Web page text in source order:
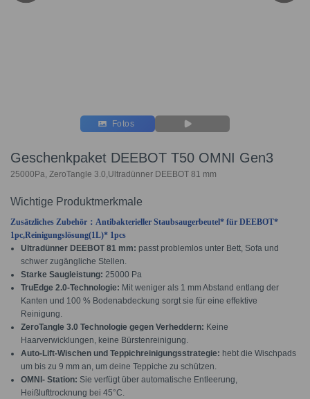
Fotos
Geschenkpaket DEEBOT T50 OMNI Gen3
25000Pa, ZeroTangle 3.0,Ultradünner DEEBOT 81 mm
Wichtige Produktmerkmale
Zusätzliches Zubehör： Antibakterieller Staubsaugerbeutel* für DEEBOT*
1pc,Reinigungslösung(1L)* 1pcs
Ultradünner DEEBOT 81 mm: passt problemlos unter Bett, Sofa und
schwer zugängliche Stellen.
Starke Saugleistung: 25000 Pa
TruEdge 2.0-Technologie: Mit weniger als 1 mm Abstand entlang der
Kanten und 100 % Bodenabdeckung sorgt sie für eine effektive
Reinigung.
ZeroTangle 3.0 Technologie gegen Verheddern: Keine
Haarverwicklungen, keine Bürstenreinigung.
Auto-Lift-Wischen und Teppichreinigungsstrategie: hebt die Wischpads
um bis zu 9 mm an, um deine Teppiche zu schützen.
OMNI- Station: Sie verfügt über automatische Entleerung,
Heißlufttrocknung bei 45°C.